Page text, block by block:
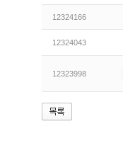
12324166
12324043
12323998